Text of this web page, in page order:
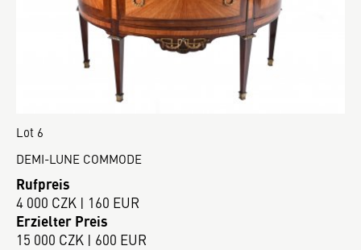
Lot 6
DEMI-LUNE COMMODE
Rufpreis
4 000 CZK | 160 EUR
Erzielter Preis
15 000 CZK | 600 EUR